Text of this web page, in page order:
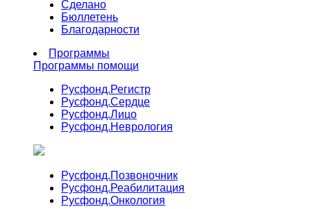
Сделано
Бюллетень
Благодарности
Программы
Программы помощи
Русфонд.Регистр
Русфонд.Сердце
Русфонд.Лицо
Русфонд.Неврология
Русфонд.Позвоночник
Русфонд.Реабилитация
Русфонд.Онкология